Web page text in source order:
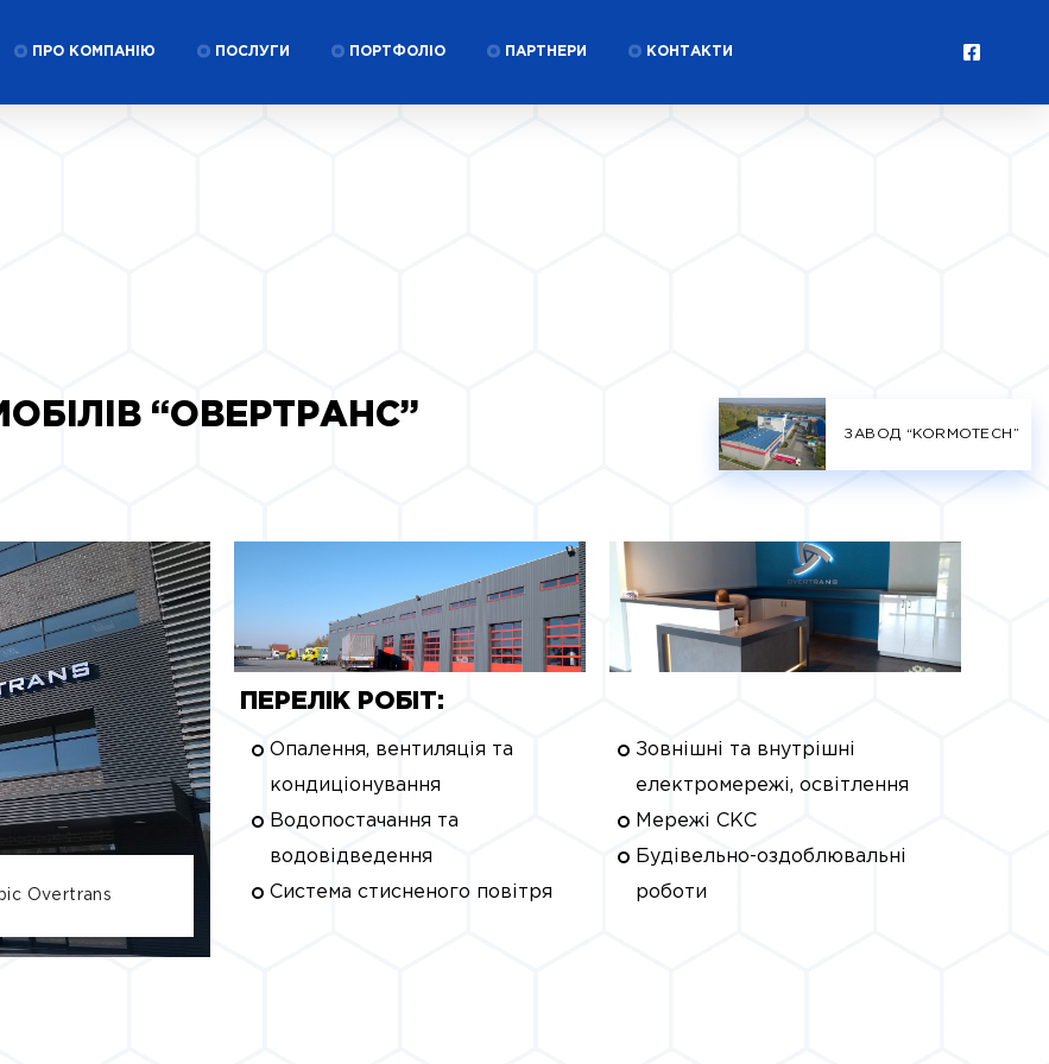
ПРО КОМПАНІЮ ПОСЛУГИ ПОРТФОЛІО ПАРТНЕРИ КОНТАКТИ
“ОВЕРТРАНС”
ЗАВОД “KORMOTECH”
Overtrans
ПЕРЕЛІК РОБІТ:
Опалення, вентиляція та
кондиціонування
Водопостачання та
водовідведення
Система стисненого повітря
Зовнішні та внутрішні
електромережі, освітлення
Мережі СКС
Будівельно-оздоблювальні
роботи